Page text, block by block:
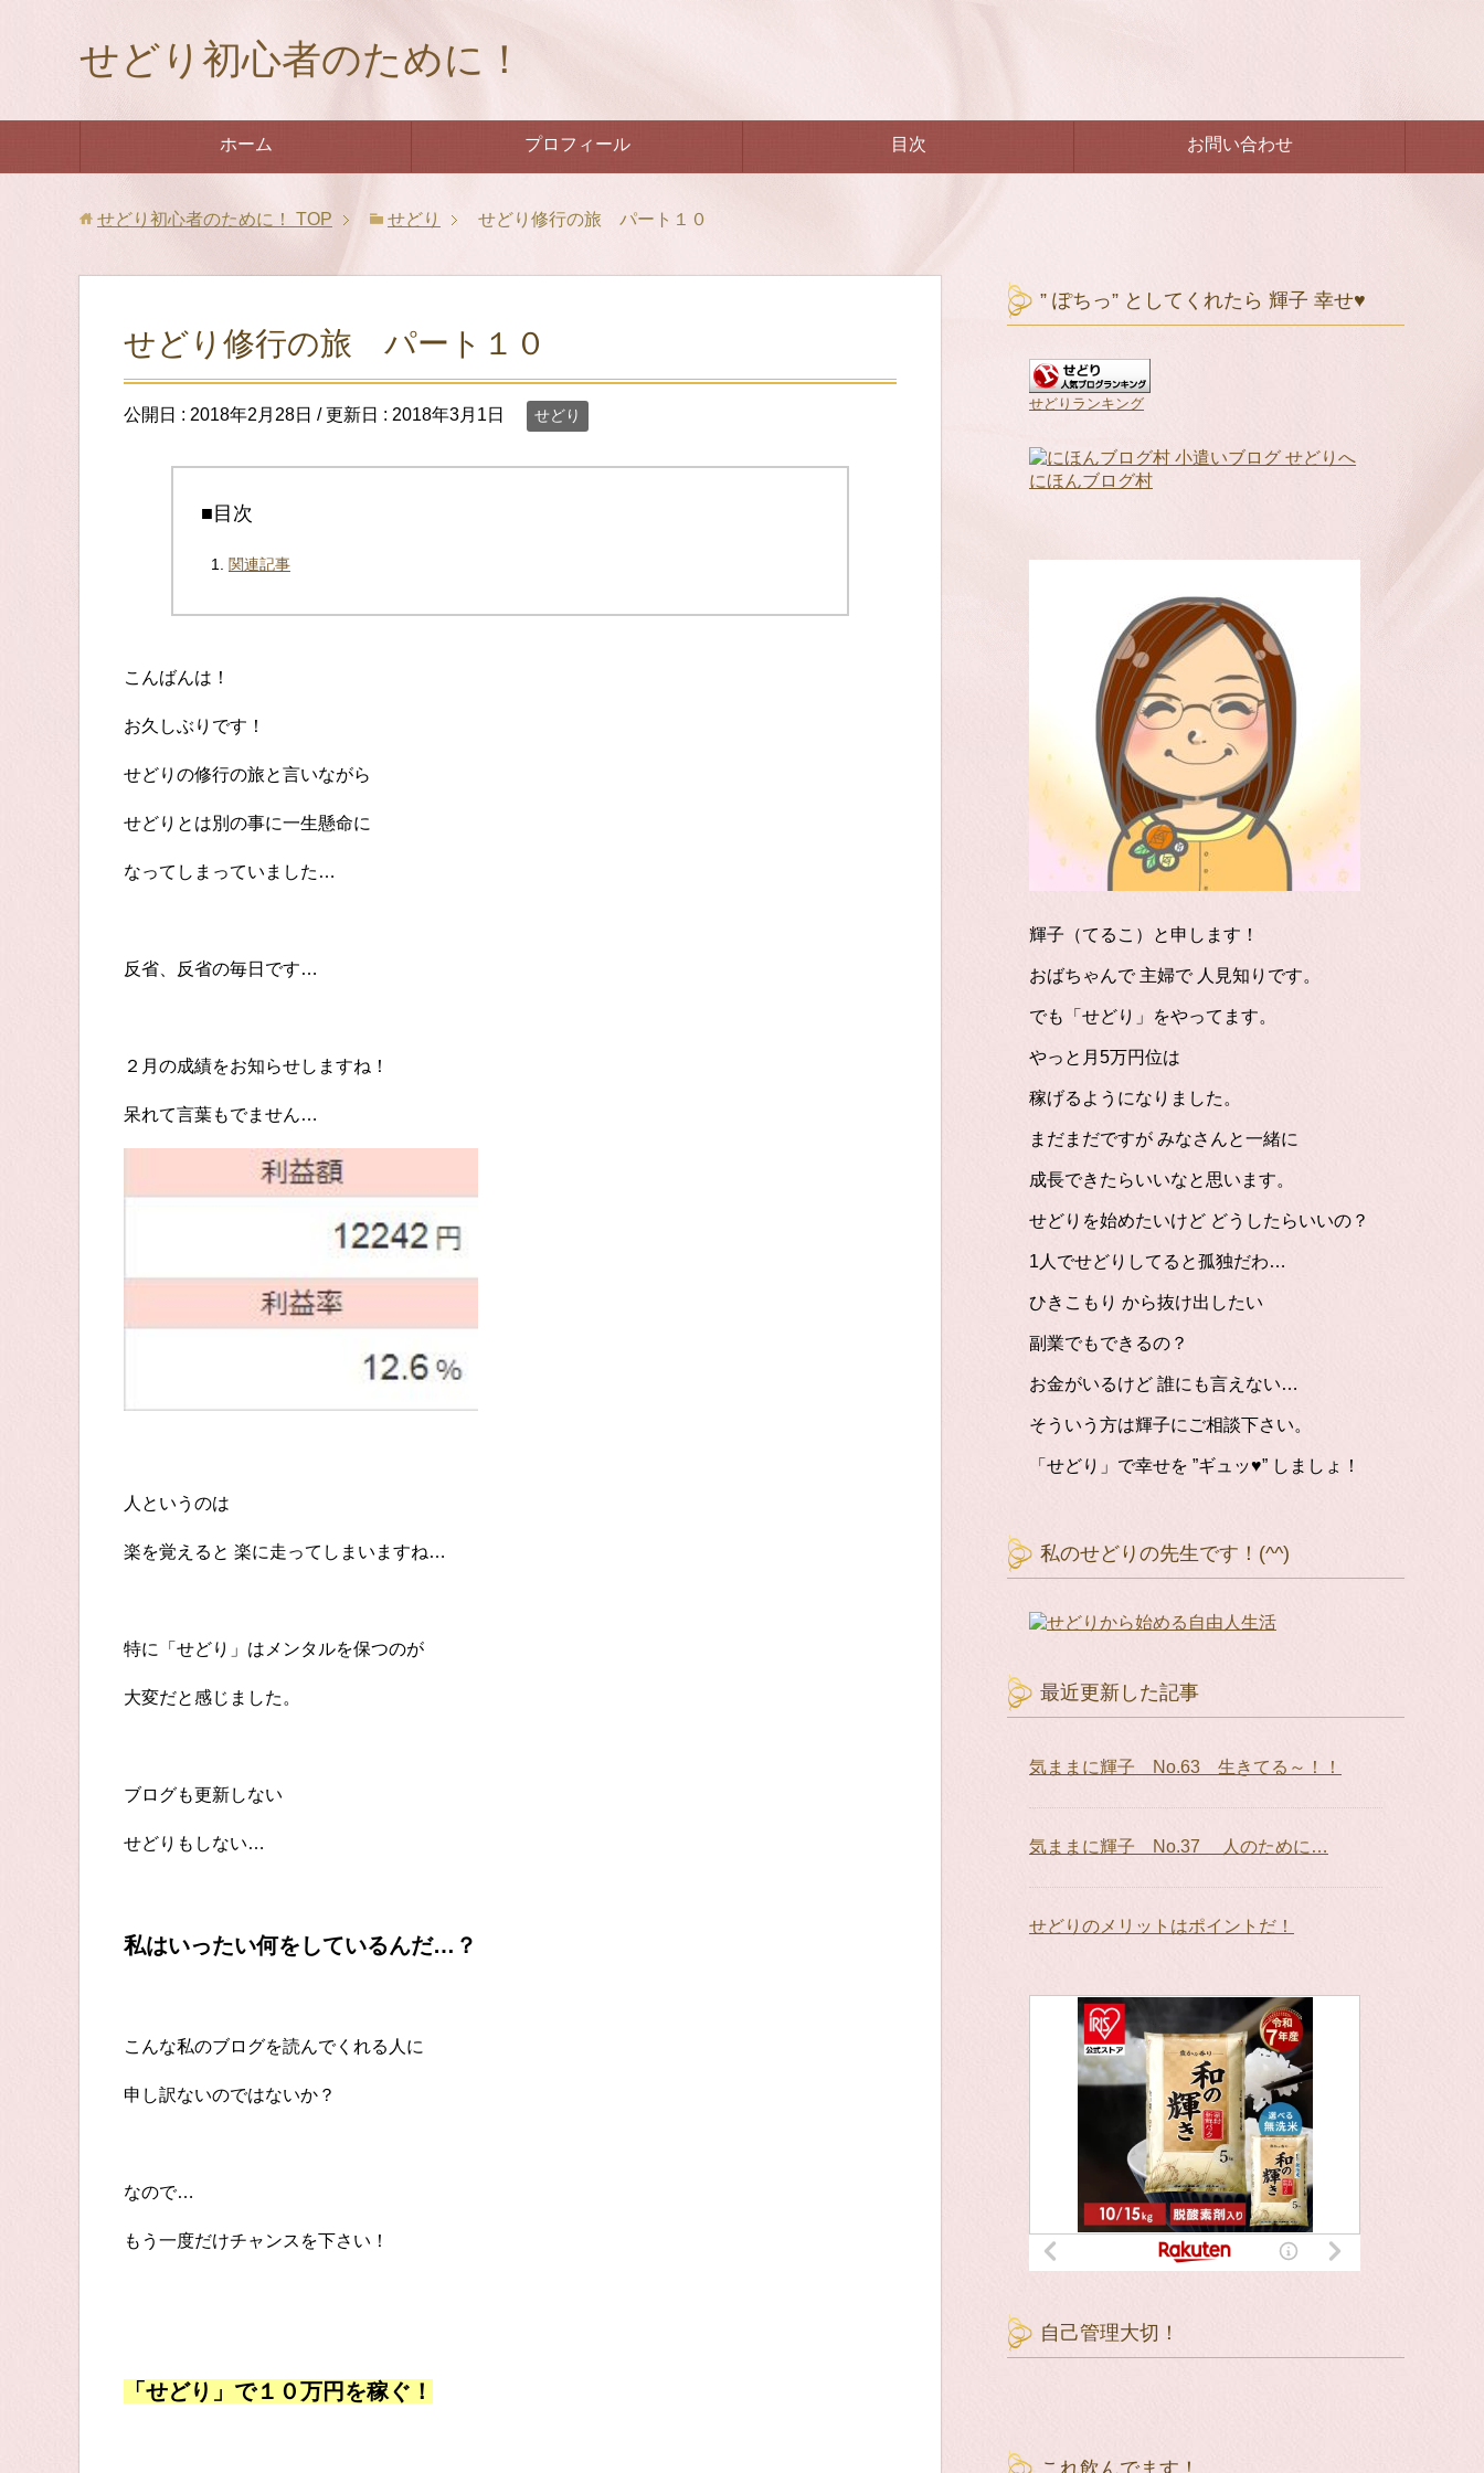
せどり初心者のために！
ホーム プロフィール 目次 お問い合わせ
せどり初心者のために！ TOP せどり せどり修行の旅 パート１０
せどり修行の旅 パート１０
公開日 : 2018年2月28日 / 更新日 : 2018年3月1日 せどり
■目次
関連記事
こんばんは！
お久しぶりです！
せどりの修行の旅と言いながら
せどりとは別の事に一生懸命に
なってしまっていました…
反省、反省の毎日です…
２月の成績をお知らせしますね！
呆れて言葉もでません…
人というのは
楽を覚えると 楽に走ってしまいますね…
特に「せどり」はメンタルを保つのが
大変だと感じました。
ブログも更新しない
せどりもしない…
私はいったい何をしているんだ…？
こんな私のブログを読んでくれる人に
申し訳ないのではないか？
なので…
もう一度だけチャンスを下さい！
「せどり」で１０万円を稼ぐ！
” ぽちっ” としてくれたら 輝子 幸せ♥
せどりランキング
にほんブログ村
輝子（てるこ）と申します！
おばちゃんで 主婦で 人見知りです。
でも「せどり」をやってます。
やっと月5万円位は
稼げるようになりました。
まだまだですが みなさんと一緒に
成長できたらいいなと思います。
せどりを始めたいけど どうしたらいいの？
1人でせどりしてると孤独だわ…
ひきこもり から抜け出したい
副業でもできるの？
お金がいるけど 誰にも言えない…
そういう方は輝子にご相談下さい。
「せどり」で幸せを ”ギュッ♥” しましょ！
私のせどりの先生です！(^^)
最近更新した記事
気ままに輝子 No.63 生きてる～！！
気ままに輝子 No.37 人のために…
せどりのメリットはポイントだ！
自己管理大切！
これ飲んでます！